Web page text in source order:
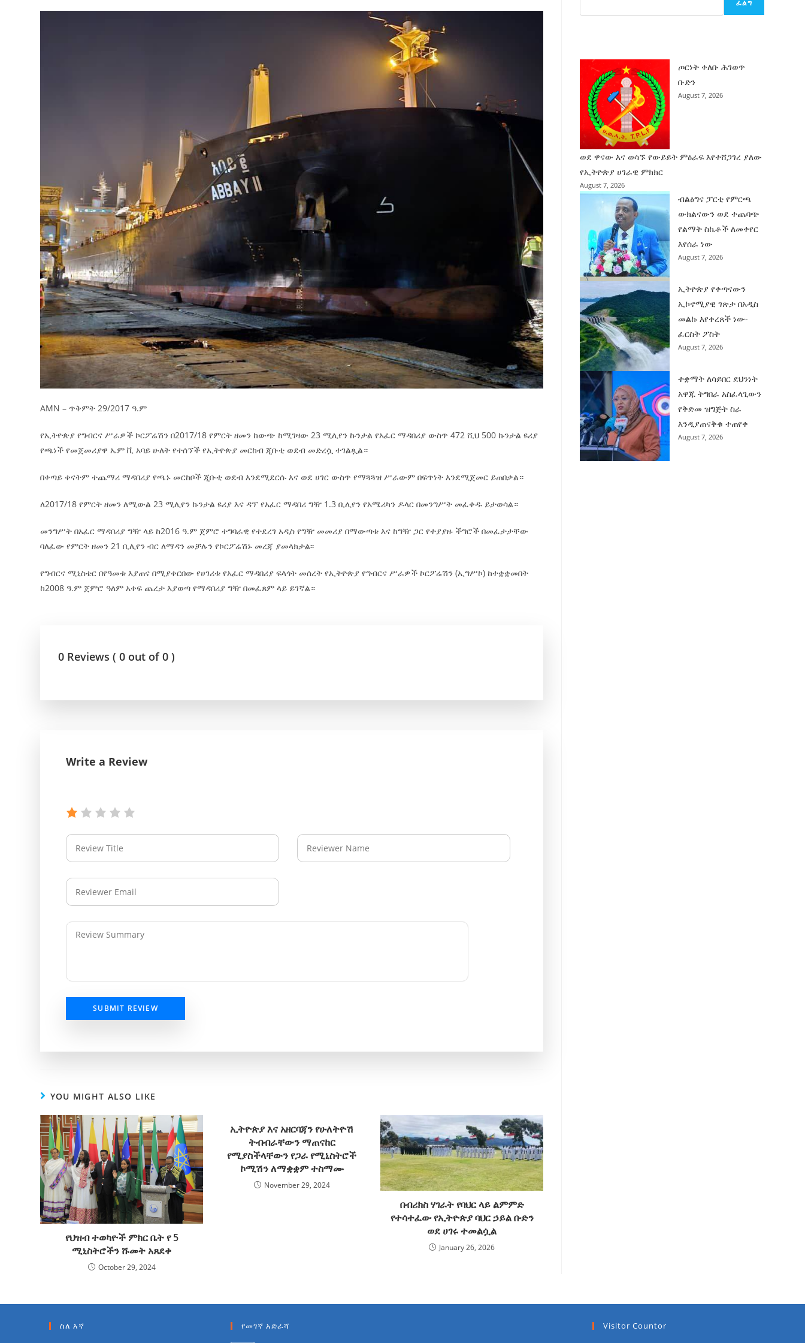
ኢትዮጵያ የቀጣናውን ኢኮኖሚያዊ ገጽታ በአዲስ
መልኩ እየቀረጸች ነው-ፈርስት ፖስት
ተቃውሞ የበዛበት የፊፋ አዲሱ እቅድ
July 30, 2026
አዲስ ሚዲያ ኔትዎርክ በይዘት ስራዎቹ የሀሰት
ትርክትን በማረም እና የወል ትርክትን በመገንባት
ሃላፊነቱን እየተወጣ ይገኛል
AmnAdmin
AMN – ጥቅምት 29/2017 ዓ.ም
የኢትዮጵያ የግብርና ሥራዎች ኮርፖሬሽን በ2017/18 የምርት ዘመን ከውጭ ከሚገዛው 23 ሚሊየን ኩንታል የአፈር ማዳበሪያ ውስጥ 472 ሺህ 500 ኩንታል ዩሪያ
የጫነች የመጀመሪያዋ ኤም ቪ አባይ ሁለት የተሰኘች የኢትዮጵያ መርከብ ጂቡቲ ወደብ መድረሷ ተገልጿል።
በቀጣይ ቀናትም ተጨማሪ ማዳበሪያ የጫኑ መርከቦች ጂቡቲ ወደብ እንደሚደርሱ እና ወደ ሀገር ውስጥ የማጓጓዝ ሥራውም በፍጥነት እንደሚጀመር ይጠበቃል።
ለ2017/18 የምርት ዘመን ለሚውል 23 ሚሊየን ኩንታል ዩሪያ እና ዳፕ የአፈር ማዳበሪ ግዥ 1.3 ቢሊየን የአሜሪካን ዶላር በመንግሥት መፈቀዱ ይታወሳል።
መንግሥት በአፈር ማዳበሪያ ግዥ ላይ ከ2016 ዓ.ም ጀምሮ ተግባራዊ የተደረገ አዲስ የግዥ መመሪያ በማውጣቱ እና ከግዥ ጋር የተያያዙ ችግሮች በመፈታታቸው
ባለፈው የምርት ዘመን 21 ቢሊየን ብር ለማዳን መቻሉን የኮርፖሬሽኑ መረጃ ያመላክታል፡፡
የግብርና ሚኒስቴር በየዓመቱ እያጠና በሚያቀርበው የሀገሪቱ የአፈር ማዳበሪያ ፍላጎት መሰረት የኢትዮጵያ የግብርና ሥራዎች ኮርፖሬሽን (ኢግሥኮ) ከተቋቋመበት
ከ2008 ዓ.ም ጀምሮ ዓለም አቀፍ ጨረታ እያወጣ የማዳበሪያ ግዥ በመፈጸም ላይ ይገኛል።
0 Reviews ( 0 out of 0 )
Write a Review
SUBMIT REVIEW
YOU MIGHT ALSO LIKE
የህዝብ ተወካዮች ምክር ቤት የ 5
ሚኒስትሮችን ሹመት አጸደቀ
October 29, 2024
ኢትዮጵያ እና አዘርባጃን የሁለትዮሽ
ትብብራቸውን ማጠናከር
የሚያስችላቸውን የጋራ የሚኒስትሮች
ኮሚሽን ለማቋቋም ተስማሙ
November 29, 2024
በብሪክስ ሃገራት የባህር ላይ ልምምድ
የተሳተፈው የኢትዮጵያ ባህር ኃይል ቡድን
ወደ ሀገሩ ተመልሷል
January 26, 2026
ፈልግ
ጦርነት ቀለቡ ሕገወጥ
ቡድን
August 7, 2026
ወደ ዋናው እና ወሳኙ የውይይት ምዕራፍ እየተሸጋገረ ያለው
የኢትዮጵያ ሀገራዊ ምክክር
August 7, 2026
ብልፅግና ፓርቲ የምርጫ
ውክልናውን ወደ ተጨባጭ
የልማት ስኬቶች ለመቀየር
እየሰራ ነው
August 7, 2026
ኢትዮጵያ የቀጣናውን
ኢኮኖሚያዊ ገጽታ በአዲስ
መልኩ እየቀረጸች ነው-
ፈርስት ፖስት
August 7, 2026
ተቋማት ለሳይበር ደህንነት
አዋጁ ትግበራ አስፈላጊውን
የቅድመ ዝግጅት ስራ
እንዲያጠናቅቁ ተጠየቀ
August 7, 2026
ስለ እኛ የመገኛ አድራሻ Visitor Countor